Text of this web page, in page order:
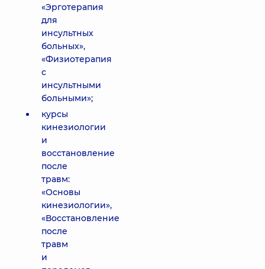
«Эрготерапия
для
инсультных
больных»,
«Физиотерапия
с
инсультными
больными»;
курсы
кинезиологии
и
восстановление
после
травм:
«Основы
кинезиологии»,
«Восстановление
после
травм
и